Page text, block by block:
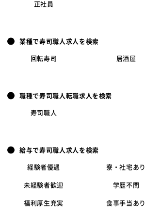
正社員
業種で寿司職人求人を検索
回転寿司 居酒屋
職種で寿司職人転職求人を検索
寿司職人
給与で寿司職人求人を検索
経験者優遇 寮・社宅あり
未経験者歓迎 学歴不問
福利厚生充実 食事手当あり